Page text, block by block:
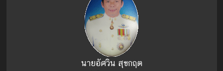
นายอัศวิน สุขกฤต